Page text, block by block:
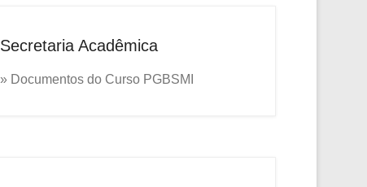
Secretaria Acadêmica
» Documentos do Curso PGBSMI